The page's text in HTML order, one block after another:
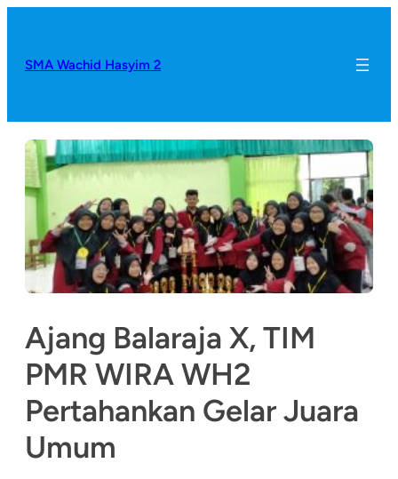
SMA Wachid Hasyim 2
Ajang Balaraja X, TIM
PMR WIRA WH2
Pertahankan Gelar Juara
Umum